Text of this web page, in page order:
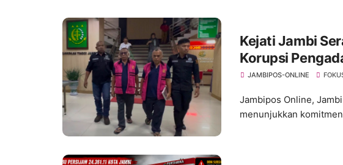
Kejati Jambi
Korupsi
Ujung Jabung
JAMBIPOS-ONLINE
Jambipos Online,
menunjukkan